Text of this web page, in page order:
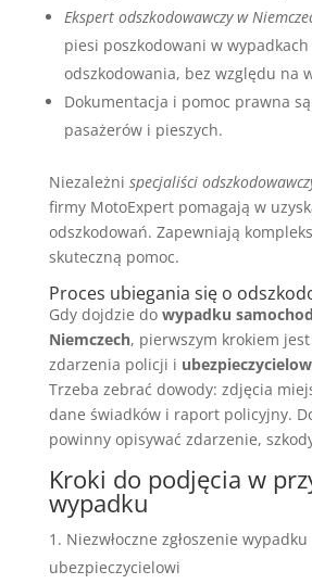
Ekspert odszkodowawczy w
piesi poszkodowani w
odszkodowania, bez względu na
Dokumentacja i pomoc prawna
pasażerów i pieszych.
Niezależni specjaliści
firmy MotoExpert pomagają w
odszkodowań. Zapewniają
skuteczną pomoc.
Proces ubiegania się o
Gdy dojdzie do wypadku
Niemczech, pierwszym krokiem jest
zdarzenia policji i
Trzeba zebrać dowody: zdjęcia
dane świadków i raport policyjny.
powinny opisywać zdarzenie,
Kroki do podjęcia w
wypadku
Niezwłoczne zgłoszenie
ubezpieczycielowi